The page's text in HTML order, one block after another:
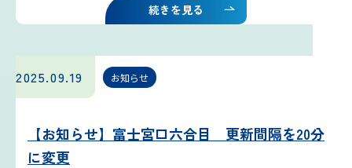
続きを見る
2025.09.19 お知らせ
【お知らせ】富士宮口六合目 更新間隔を20分
に変更